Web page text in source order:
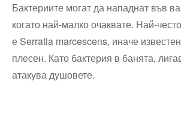
Бактериите могат да нападнат във
когато най-малко очаквате. Най-
е Serratia marcescens, иначе
плесен. Като бактерия в банята,
атакува душовете.